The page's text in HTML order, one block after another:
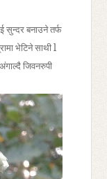
सुन्दर बनाउने तर्फ
भेटिने साथी l
जिवनरुपी